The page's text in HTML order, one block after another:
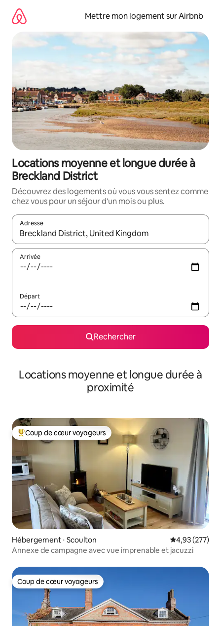
directement
Mettre mon logement sur Airbnb
Locations moyenne et longue durée à
Breckland District
Découvrez des logements où vous vous sentez comme
chez vous pour un séjour d'un mois ou plus.
Adresse
Lorsque les résultats s'affichent, utilisez les flèches vers le
Arrivée
Départ
Rechercher
Locations moyenne et longue durée à
proximité
Coups de cœur voyageurs les plus appréciés
Coup de cœur voyageurs
Hébergement ⋅ Scoulton Évaluation
4,93 (277)
Annexe de campagne avec vue imprenable et jacuzzi
Coup de cœur voyageurs
Coup de cœur voyageurs